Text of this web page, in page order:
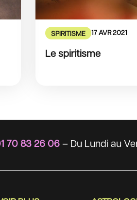
SPIRITISME 17 AVR 2021
Le spiritisme
70 83 26 06 – Du Lundi au